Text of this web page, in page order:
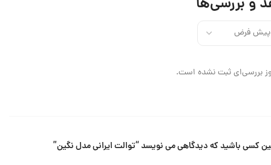
بررسی‌ای ثبت نشده است.
کسی باشید که دیدگاهی می نویسد “توالت ایرانی مدل نگین”